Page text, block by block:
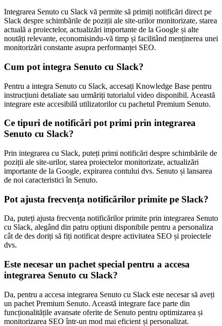
Integrarea Senuto cu Slack vă permite să primiți notificări direct pe
Slack despre schimbările de poziții ale site-urilor monitorizate, starea
actuală a proiectelor, actualizări importante de la Google și alte
noutăți relevante, economisindu-vă timp și facilitând menținerea unei
monitorizări constante asupra performanței SEO.
Cum pot integra Senuto cu Slack?
Pentru a integra Senuto cu Slack, accesați Knowledge Base pentru
instrucțiuni detaliate sau urmăriți tutorialul video disponibil. Această
integrare este accesibilă utilizatorilor cu pachetul Premium Senuto.
Ce tipuri de notificări pot primi prin integrarea
Senuto cu Slack?
Prin integrarea cu Slack, puteți primi notificări despre schimbările de
poziții ale site-urilor, starea proiectelor monitorizate, actualizări
importante de la Google, expirarea contului dvs. Senuto și lansarea
de noi caracteristici în Senuto.
Pot ajusta frecvența notificărilor primite pe Slack?
Da, puteți ajusta frecvența notificărilor primite prin integrarea Senuto
cu Slack, alegând din patru opțiuni disponibile pentru a personaliza
cât de des doriți să fiți notificat despre activitatea SEO și proiectele
dvs.
Este necesar un pachet special pentru a accesa
integrarea Senuto cu Slack?
Da, pentru a accesa integrarea Senuto cu Slack este necesar să aveți
un pachet Premium Senuto. Această integrare face parte din
funcționalitățile avansate oferite de Senuto pentru optimizarea și
monitorizarea SEO într-un mod mai eficient și personalizat.